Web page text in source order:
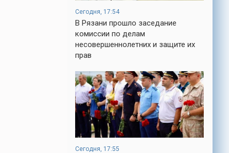
Сегодня, 17:54
В Рязани прошло заседание
комиссии по делам
несовершеннолетних и защите их
прав
Сегодня, 17:55